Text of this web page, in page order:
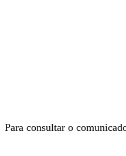
Para consultar o